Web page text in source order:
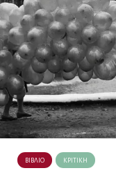
ΒΙΒΛΙΟ ΚΡΙΤΙΚΗ